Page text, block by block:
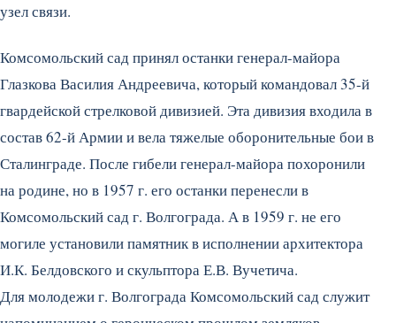
узел связи.
Комсомольский сад принял останки генерал-майора
Глазкова Василия Андреевича, который командовал 35-й
гвардейской стрелковой дивизией. Эта дивизия входила в
состав 62-й Армии и вела тяжелые оборонительные бои в
Сталинграде. После гибели генерал-майора похоронили
на родине, но в 1957 г. его останки перенесли в
Комсомольский сад г. Волгограда. А в 1959 г. не его
могиле установили памятник в исполнении архитектора
И.К. Белдовского и скульптора Е.В. Вучетича.
Для молодежи г. Волгограда Комсомольский сад служит